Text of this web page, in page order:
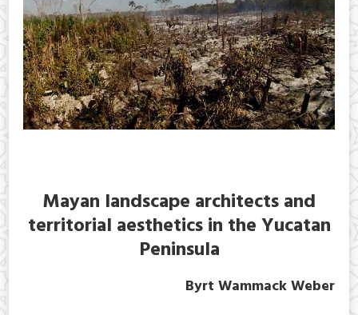
Mayan landscape architects and
territorial aesthetics in the Yucatan
Peninsula
Byrt Wammack Weber